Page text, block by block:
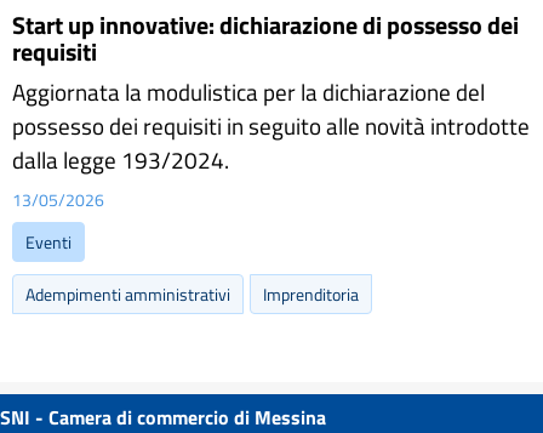
Start up innovative: dichiarazione di possesso dei
requisiti
Aggiornata la modulistica per la dichiarazione del
possesso dei requisiti in seguito alle novità introdotte
dalla legge 193/2024.
13/05/2026
Eventi
Adempimenti amministrativi Imprenditoria
SNI - Camera di commercio di Messina